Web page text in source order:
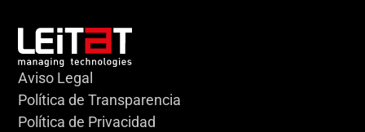
Aviso Legal
Política de Transparencia
Política de Privacidad